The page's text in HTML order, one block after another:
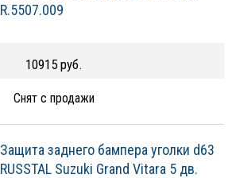
R.5507.009
10915 руб.
Снят с продажи
Защита заднего бампера уголки d63
RUSSTAL Suzuki Grand Vitara 5 дв.